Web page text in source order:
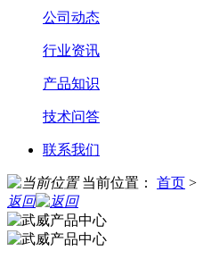
公司动态
行业资讯
产品知识
技术问答
联系我们
当前位置： 首页 >
返回